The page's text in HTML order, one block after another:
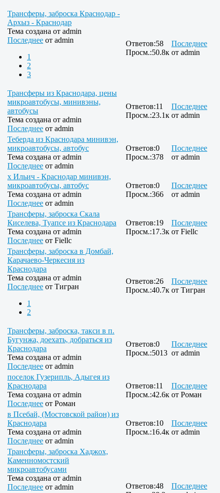
Трансферы, заброска Краснодар -
Архыз - Краснодар
Тема создана от admin
Последнее от admin
1
2
3
Ответов:58
Просм.:50.8к
Последнее
от admin
Трансферы из Краснодара, цены
микроавтобусы, минивэны,
автобусы
Тема создана от admin
Последнее от admin
Ответов:11
Просм.:23.1к
Последнее
от admin
Теберда из Краснодара минивэн,
микроавтобусы, автобус
Тема создана от admin
Последнее от admin
Ответов:0
Просм.:378
Последнее
от admin
х Ильич - Краснодар минивэн,
микроавтобусы, автобус
Тема создана от admin
Последнее от admin
Ответов:0
Просм.:366
Последнее
от admin
Трансферы, заброска Скала
Киселева, Туапсе из Краснодара
Тема создана от admin
Последнее от Fiellc
Ответов:19
Просм.:17.3к
Последнее
от Fiellc
Трансферы, заброска в Домбай,
Карачаево-Черкесия из
Краснодара
Тема создана от admin
Последнее от Тигран
1
2
Ответов:26
Просм.:40.7к
Последнее
от Тигран
Трансферы, заброска, такси в п.
Бугунжа, доехать, добраться из
Краснодара
Тема создана от admin
Последнее от admin
Ответов:0
Просм.:5013
Последнее
от admin
поселок Гузерипль, Адыгея из
Краснодара
Тема создана от admin
Последнее от Роман
Ответов:11
Просм.:42.6к
Последнее
от Роман
в Псебай, (Мостовской район) из
Краснодара
Тема создана от admin
Последнее от admin
Ответов:10
Просм.:16.4к
Последнее
от admin
Трансферы, заброска Хаджох,
Каменномостский
микроавтобусами
Тема создана от admin
Последнее от admin Ответов:48
Последнее